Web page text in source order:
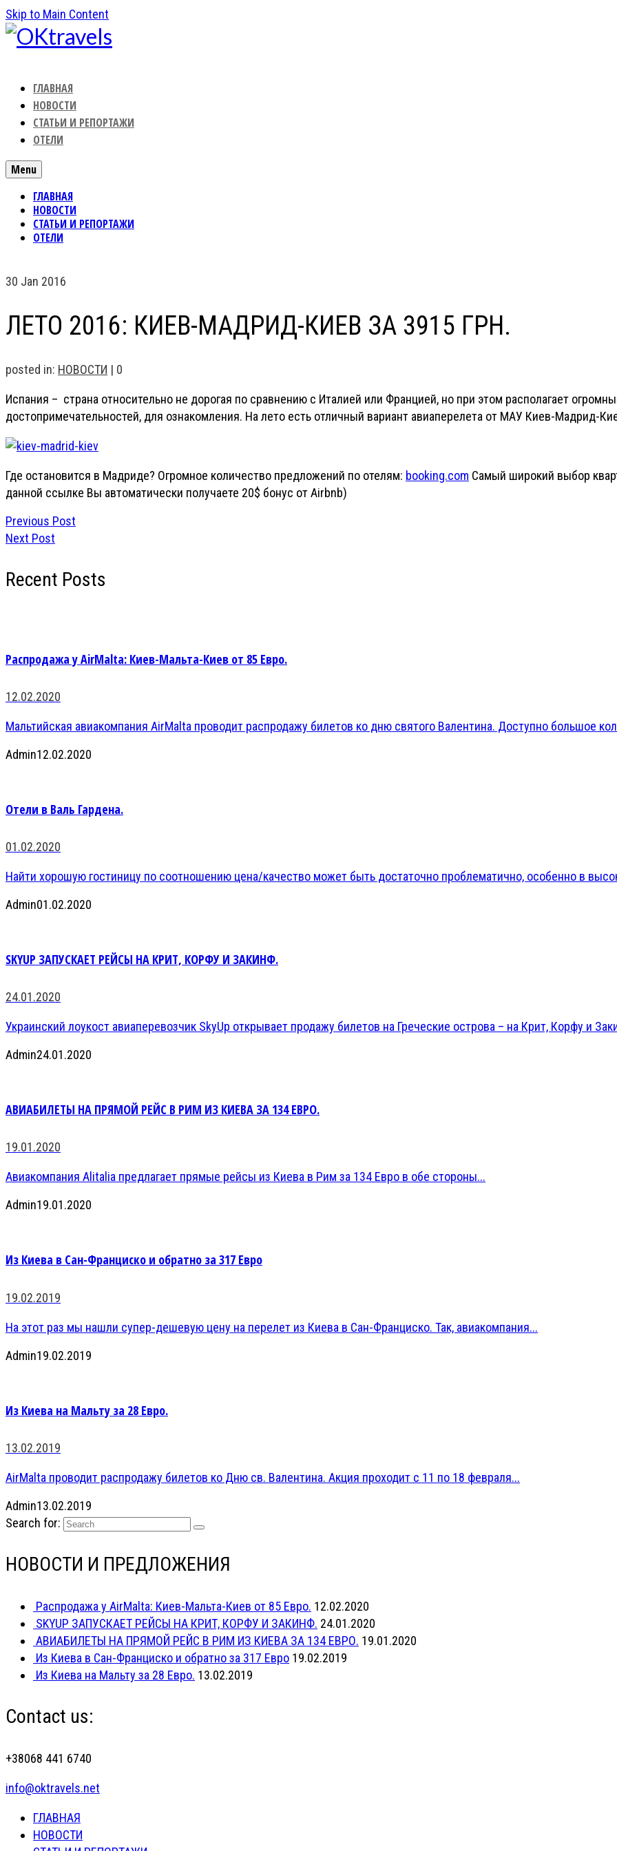
Skip to Main Content
ГЛАВНАЯ
НОВОСТИ
СТАТЬИ И РЕПОРТАЖИ
ОТЕЛИ
Menu
ГЛАВНАЯ
НОВОСТИ
СТАТЬИ И РЕПОРТАЖИ
ОТЕЛИ
30 Jan 2016
ЛЕТО 2016: КИЕВ-МАДРИД-КИЕВ ЗА 3915 ГРН.
posted in: НОВОСТИ | 0
Испания – страна относительно не дорогая по сравнению с Италией или Францией, но при этом располагает
достопримечательностей, для ознакомления. На лето есть отличный вариант авиаперелета от МАУ Киев-Мадрид-
Где остановится в Мадриде? Огромное количество предложений по отелям: booking.com Самый широкий выбор
данной ссылке Вы автоматически получаете 20$ бонус от Airbnb)
Previous Post
Next Post
Recent Posts
Распродажа у AirMalta: Киев-Мальта-Киев от 85 Евро.
12.02.2020
Мальтийская авиакомпания AirMalta проводит распродажу билетов ко дню святого Валентина. Доступно большое
Admin12.02.2020
Отели в Валь Гардена.
01.02.2020
Найти хорошую гостиницу по соотношению цена/качество может быть достаточно проблематично, особенно в
Admin01.02.2020
SKYUP ЗАПУСКАЕТ РЕЙСЫ НА КРИТ, КОРФУ И ЗАКИНФ.
24.01.2020
Украинский лоукост авиаперевозчик SkyUp открывает продажу билетов на Греческие острова – на Крит, Корфу и
Admin24.01.2020
АВИАБИЛЕТЫ НА ПРЯМОЙ РЕЙС В РИМ ИЗ КИЕВА ЗА 134 ЕВРО.
19.01.2020
Авиакомпания Alitalia предлагает прямые рейсы из Киева в Рим за 134 Евро в обе стороны...
Admin19.01.2020
Из Киева в Сан-Франциско и обратно за 317 Евро
19.02.2019
На этот раз мы нашли супер-дешевую цену на перелет из Киева в Сан-Франциско. Так, авиакомпания...
Admin19.02.2019
Из Киева на Мальту за 28 Евро.
13.02.2019
AirMalta проводит распродажу билетов ко Дню св. Валентина. Акция проходит с 11 по 18 февраля...
Admin13.02.2019
Search for:
НОВОСТИ И ПРЕДЛОЖЕНИЯ
Распродажа у AirMalta: Киев-Мальта-Киев от 85 Евро. 12.02.2020
SKYUP ЗАПУСКАЕТ РЕЙСЫ НА КРИТ, КОРФУ И ЗАКИНФ. 24.01.2020
АВИАБИЛЕТЫ НА ПРЯМОЙ РЕЙС В РИМ ИЗ КИЕВА ЗА 134 ЕВРО. 19.01.2020
Из Киева в Сан-Франциско и обратно за 317 Евро 19.02.2019
Из Киева на Мальту за 28 Евро. 13.02.2019
Contact us:
+38068 441 6740
info@oktravels.net
ГЛАВНАЯ
НОВОСТИ